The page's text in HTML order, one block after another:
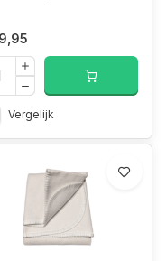
Vergelijk